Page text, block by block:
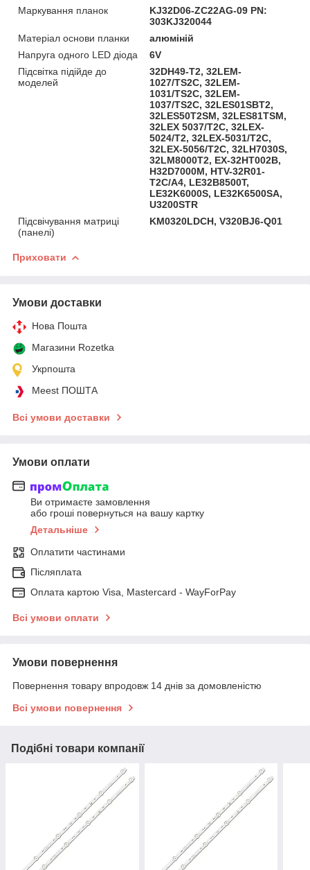
Маркування планок
KJ32D06-ZC22AG-09 PN:
303KJ320044
Матеріал основи планки
алюміній
Напруга одного LED діода
6V
Підсвітка підійде до
моделей
32DH49-T2, 32LEM-
1027/TS2C, 32LEM-
1031/TS2C, 32LEM-
1037/TS2C, 32LES01SBT2,
32LES50T2SM, 32LES81TSM,
32LEX 5037/T2C, 32LEX-
5024/T2, 32LEX-5031/T2C,
32LEX-5056/T2C, 32LH7030S,
32LM8000T2, EX-32HT002B,
H32D7000M, HTV-32R01-
T2C/A4, LE32B8500T,
LE32K6000S, LE32K6500SA,
U3200STR
Підсвічування матриці
(панелі)
KM0320LDCH, V320BJ6-Q01
Приховати
Умови доставки
Нова Пошта
Магазини Rozetka
Укрпошта
Meest ПОШТА
Всі умови доставки
Умови оплати
Ви отримаєте замовлення
або гроші повернуться на вашу картку
Детальніше
Оплатити частинами
Післяплата
Оплата картою Visa, Mastercard - WayForPay
Всі умови оплати
Умови повернення
Повернення товару впродовж 14 днів за домовленістю
Всі умови повернення
Подібні товари компанії